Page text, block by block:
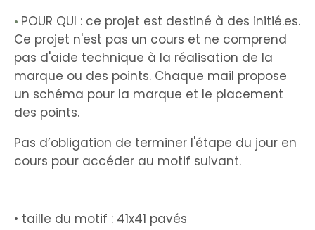
• POUR QUI : ce projet est destiné à des initié.es.
Ce projet n'est pas un cours et ne comprend
pas d'aide technique à la réalisation de la
marque ou des points. Chaque mail propose
un schéma pour la marque et le placement
des points.
Pas d’obligation de terminer l'étape du jour en
cours pour accéder au motif suivant.
• taille du motif : 41x41 pavés